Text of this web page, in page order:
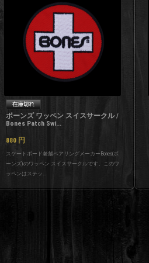
ボーンズ ワッペン スイスサークル /
Bones Patch Swi...
880円
スケートボード老舗ベアリングメーカーBones(ボ
ーンズ)のワッペン スイスサークルです。このワ
ッペンはステッ...